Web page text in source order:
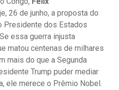
26 de junho, a proposta do
Presidente dos Estados
essa guerra injusta
matou centenas de milhares
mais do que a Segunda
Trump puder mediar
ele merece o Prêmio Nobel.